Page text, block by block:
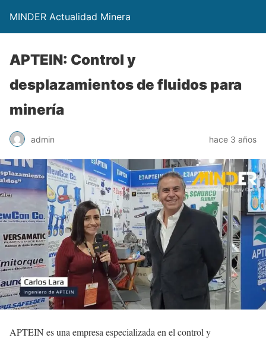
MINDER Actualidad Minera
APTEIN: Control y
desplazamientos de fluidos para
minería
admin hace 3 años
APTEIN es una empresa especializada en el control y